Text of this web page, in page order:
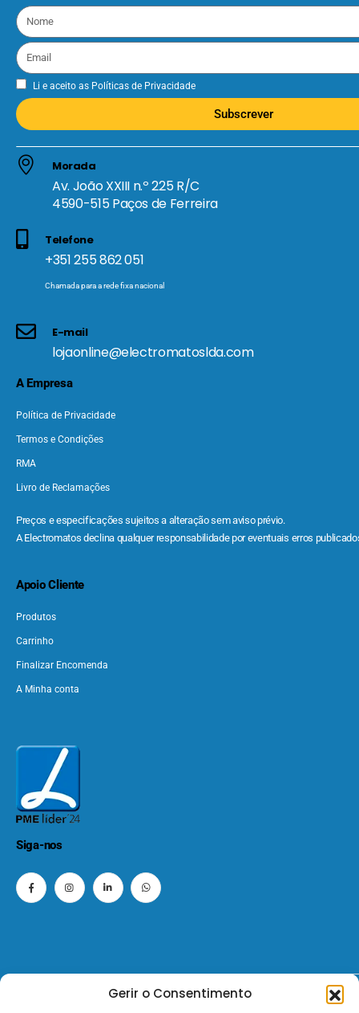
Gerir o Consentimento
Li e aceito as Políticas de Privacidade
Subscrever
Morada
Av. João XXIII n.º 225 R/C
4590-515 Paços de Ferreira
Telefone
+351 255 862 051
Chamada para a rede fixa nacional
E-mail
lojaonline@electromatoslda.com
A Empresa
Política de Privacidade
Termos e Condições
RMA
Livro de Reclamações
Preços e especificações sujeitos a alteração sem aviso prévio.
A Electromatos declina qualquer responsabilidade por eventuais erros
Apoio Cliente
Produtos
Carrinho
Finalizar Encomenda
A Minha conta
Siga-nos
© 2026 - ElectroMatos - Todos os direitos reservados.